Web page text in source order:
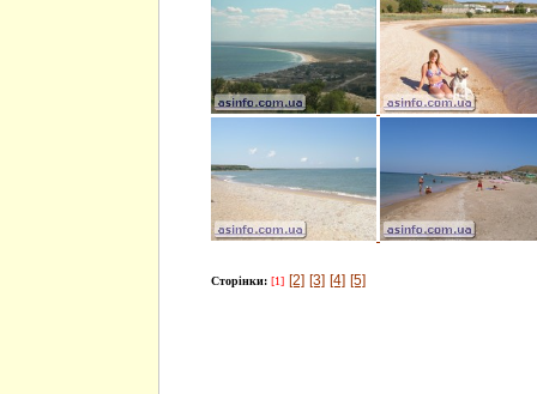
Сторінки: [1] [2] [3] [4] [5]